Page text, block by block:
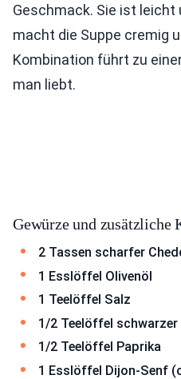
Geschmack. Sie ist leicht
macht die Suppe cremig
Kombination führt zu
man liebt.
Gewürze und zusätzliche
2 Tassen scharfer
1 Esslöffel Olivenöl
1 Teelöffel Salz
1/2 Teelöffel
1/2 Teelöffel Paprika
1 Esslöffel Dijon-Senf